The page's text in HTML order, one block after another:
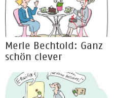
Merle Bechtold: Ganz
schön clever